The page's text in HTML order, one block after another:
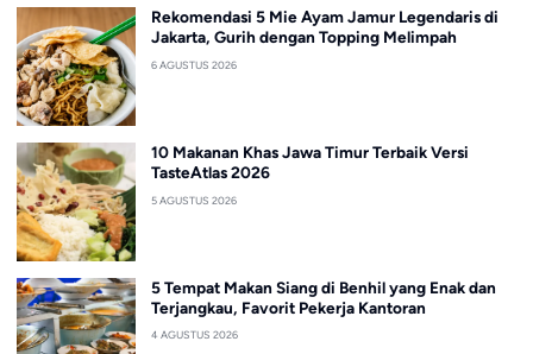
Rekomendasi 5 Mie Ayam Jamur Legendaris di
Jakarta, Gurih dengan Topping Melimpah
6 AGUSTUS 2026
10 Makanan Khas Jawa Timur Terbaik Versi
TasteAtlas 2026
5 AGUSTUS 2026
5 Tempat Makan Siang di Benhil yang Enak dan
Terjangkau, Favorit Pekerja Kantoran
4 AGUSTUS 2026